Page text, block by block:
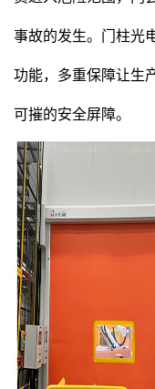
事故的发生。门柱光
功能，多重保障让生
可摧的安全屏障。